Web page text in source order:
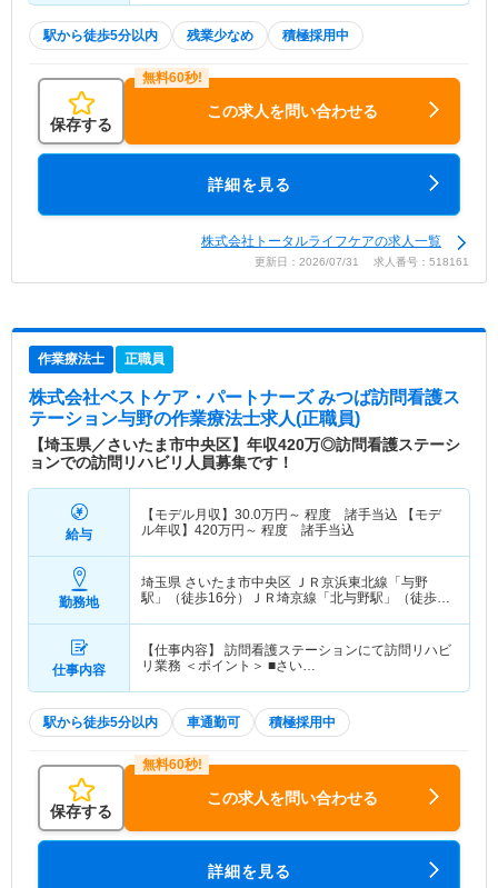
駅から徒歩5分以内 残業少なめ 積極採用中
保存する
この求人を問い合わせる
詳細を見る
株式会社トータルライフケアの求人一覧
更新日：2026/07/31 求人番号：518161
作業療法士 正職員
株式会社ベストケア・パートナーズ みつば訪問看護ス
テーション与野の作業療法士求人(正職員)
【埼玉県／さいたま市中央区】年収420万◎訪問看護ステーシ
ョンでの訪問リハビリ人員募集です！
給与
【モデル月収】 30.0万円～ 程度 諸手当込 【モデ
ル年収】 420万円～ 程度 諸手当込
勤務地
埼玉県 さいたま市中央区 ＪＲ京浜東北線「与野
駅」（徒歩16分）ＪＲ埼京線「北与野駅」（徒歩
仕事内容
【仕事内容】 訪問看護ステーションにて訪問リハビ
リ業務 ＜ポイント＞ ■さい…
駅から徒歩5分以内 車通勤可 積極採用中
保存する
この求人を問い合わせる
詳細を見る